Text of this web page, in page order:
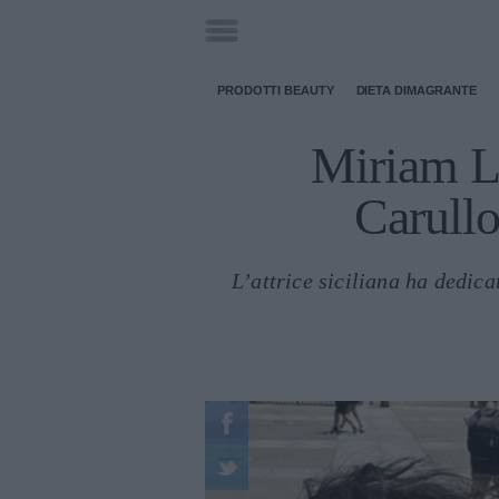
PRODOTTI BEAUTY DIETA DIMAGRANTE
Miriam
L’attrice siciliana ha